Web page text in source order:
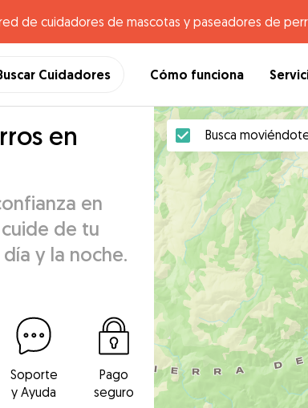
de cuidadores de mascotas y paseadores de
Cuidadores Cómo funciona
en
en
de tu
y la noche.
Soporte
y Ayuda
Pago
seguro
Busca